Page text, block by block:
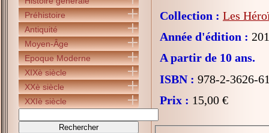
Préhistoire
Antiquité
Moyen-Âge
Epoque Moderne
XIXè siècle
XXè siècle
XXIè siècle
Collection : Les
Année d'édition :
A partir de 10 ans.
ISBN : 978-2-3626-
Prix : 15,00 €